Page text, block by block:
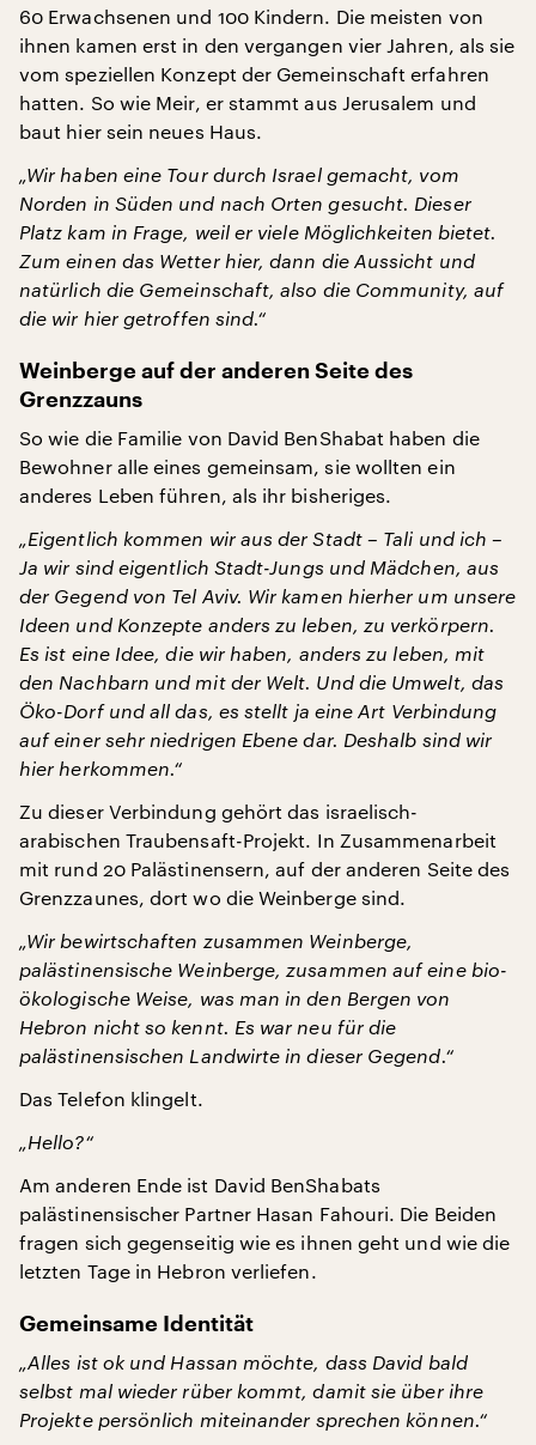
60 Erwachsenen und 100 Kindern. Die meisten von
ihnen kamen erst in den vergangen vier Jahren, als sie
vom speziellen Konzept der Gemeinschaft erfahren
hatten. So wie Meir, er stammt aus Jerusalem und
baut hier sein neues Haus.
„Wir haben eine Tour durch Israel gemacht, vom
Norden in Süden und nach Orten gesucht. Dieser
Platz kam in Frage, weil er viele Möglichkeiten bietet.
Zum einen das Wetter hier, dann die Aussicht und
natürlich die Gemeinschaft, also die Community, auf
die wir hier getroffen sind.“
Weinberge auf der anderen Seite des
Grenzzauns
So wie die Familie von David BenShabat haben die
Bewohner alle eines gemeinsam, sie wollten ein
anderes Leben führen, als ihr bisheriges.
„Eigentlich kommen wir aus der Stadt – Tali und ich –
Ja wir sind eigentlich Stadt-Jungs und Mädchen, aus
der Gegend von Tel Aviv. Wir kamen hierher um unsere
Ideen und Konzepte anders zu leben, zu verkörpern.
Es ist eine Idee, die wir haben, anders zu leben, mit
den Nachbarn und mit der Welt. Und die Umwelt, das
Öko-Dorf und all das, es stellt ja eine Art Verbindung
auf einer sehr niedrigen Ebene dar. Deshalb sind wir
hier herkommen.“
Zu dieser Verbindung gehört das israelisch-
arabischen Traubensaft-Projekt. In Zusammenarbeit
mit rund 20 Palästinensern, auf der anderen Seite des
Grenzzaunes, dort wo die Weinberge sind.
„Wir bewirtschaften zusammen Weinberge,
palästinensische Weinberge, zusammen auf eine bio-
ökologische Weise, was man in den Bergen von
Hebron nicht so kennt. Es war neu für die
palästinensischen Landwirte in dieser Gegend.“
Das Telefon klingelt.
„Hello?“
Am anderen Ende ist David BenShabats
palästinensischer Partner Hasan Fahouri. Die Beiden
fragen sich gegenseitig wie es ihnen geht und wie die
letzten Tage in Hebron verliefen.
Gemeinsame Identität
„Alles ist ok und Hassan möchte, dass David bald
selbst mal wieder rüber kommt, damit sie über ihre
Projekte persönlich miteinander sprechen können.“